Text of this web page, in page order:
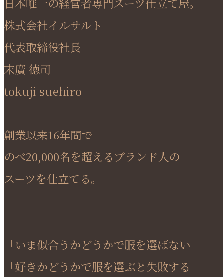
株式会社イルサルト
代表取締役社長
末廣 徳司
tokuji suehiro
創業以来16年間で
のべ20,000名を超えるブランド人の
スーツを仕立てる。
「いま似合うかどうかで服を選ばない」
「好きかどうかで服を選ぶと失敗する」